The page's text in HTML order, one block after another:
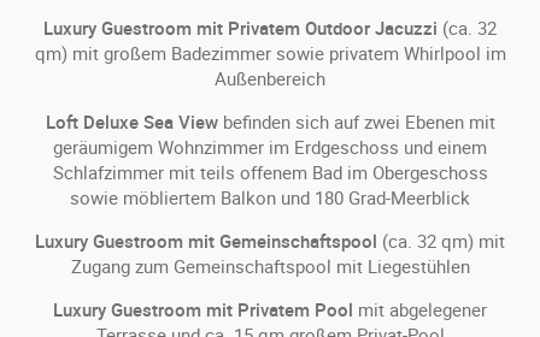
Luxury Guestroom mit Privatem Outdoor Jacuzzi (ca. 32
qm) mit großem Badezimmer sowie privatem Whirlpool im
Außenbereich
Loft Deluxe Sea Viewbefinden sich auf zwei Ebenen mit
geräumigem Wohnzimmer im Erdgeschoss und einem
Schlafzimmer mit teils offenem Bad im Obergeschoss
sowie möbliertem Balkon und 180 Grad-Meerblick
Luxury Guestroom mit Gemeinschaftspool (ca. 32 qm) mit
Zugang zum Gemeinschaftspool mit Liegestühlen
Luxury Guestroom mit Privatem Pool mit abgelegener